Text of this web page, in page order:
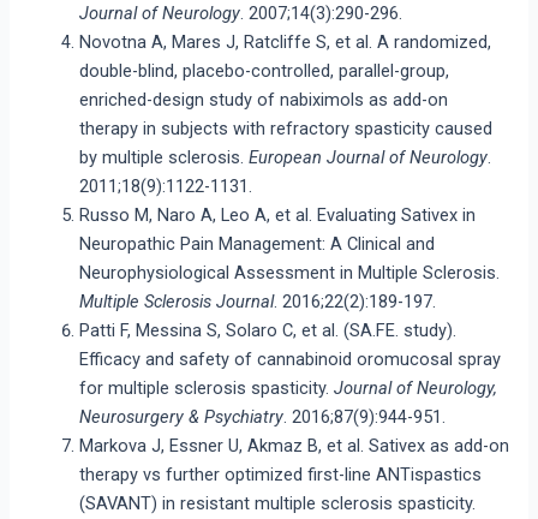
Journal of Neurology. 2007;14(3):290-296.
Novotna A, Mares J, Ratcliffe S, et al. A randomized,
double-blind, placebo-controlled, parallel-group,
enriched-design study of nabiximols as add-on
therapy in subjects with refractory spasticity caused
by multiple sclerosis.European Journal of Neurology.
2011;18(9):1122-1131.
Russo M, Naro A, Leo A, et al. Evaluating Sativex in
Neuropathic Pain Management: A Clinical and
Neurophysiological Assessment in Multiple Sclerosis.
Multiple Sclerosis Journal. 2016;22(2):189-197.
Patti F, Messina S, Solaro C, et al. (SA.FE. study).
Efficacy and safety of cannabinoid oromucosal spray
for multiple sclerosis spasticity.Journal of Neurology,
Neurosurgery & Psychiatry. 2016;87(9):944-951.
Markova J, Essner U, Akmaz B, et al. Sativex as add-on
therapy vs further optimized first-line ANTispastics
(SAVANT) in resistant multiple sclerosis spasticity.